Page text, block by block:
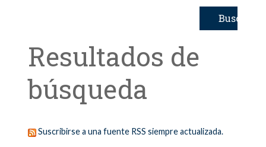
Resultados de
búsqueda
Suscribirse a una fuente RSS siempre actualizada.